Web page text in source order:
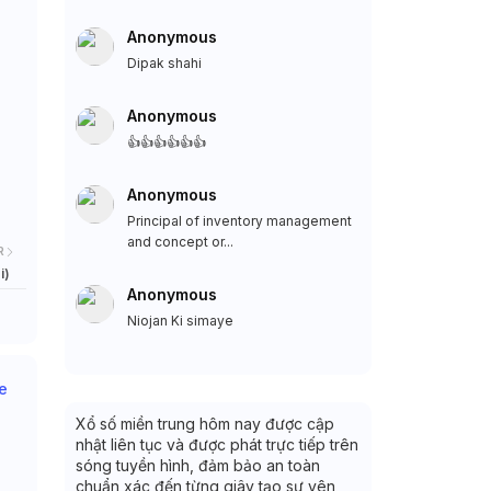
Anonymous
Dipak shahi
Anonymous
👍👍👍👍👍👍
Anonymous
Principal of inventory management
and concept or...
Anonymous
Niojan Ki simaye
Xổ số miền trung hôm nay được cập
nhật liên tục và được phát trực tiếp trên
sóng tuyền hình, đảm bảo an toàn
chuẩn xác đến từng giây tạo sự yên